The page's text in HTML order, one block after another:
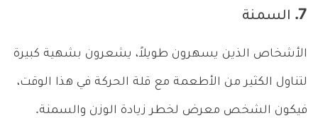
7. السمنة
الأشخاص الذين يسهرون طويلاً، يشعرون بشهية كبيرة
لتناول الكثير من الأطعمة مع قلة الحركة في هذا الوقت،
فيكون الشخص معرض لخطر زيادة الوزن والسمنة.